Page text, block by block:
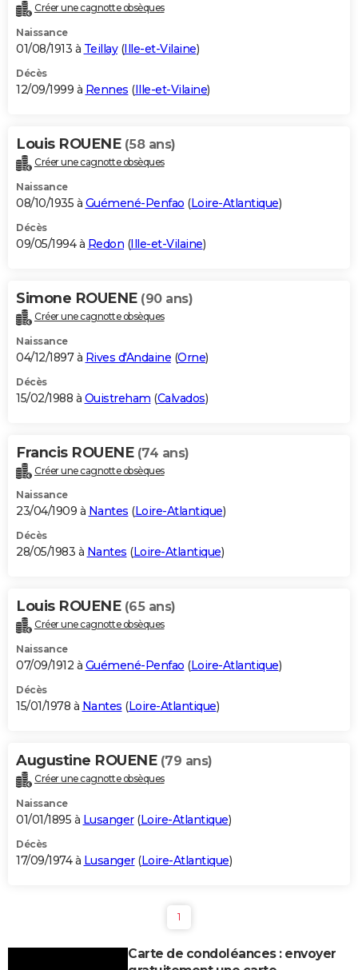
Créer une cagnotte obsèques
Naissance
01/08/1913 à Teillay(Ille-et-Vilaine)
Décès
12/09/1999 à Rennes (Ille-et-Vilaine)
Louis ROUENE (58 ans)
Créer une cagnotte obsèques
Naissance
08/10/1935 à Guémené-Penfao (Loire-Atlantique)
Décès
09/05/1994 à Redon (Ille-et-Vilaine)
Simone ROUENE (90 ans)
Créer une cagnotte obsèques
Naissance
04/12/1897 à Rives d'Andaine (Orne)
Décès
15/02/1988 à Ouistreham (Calvados)
Francis ROUENE (74 ans)
Créer une cagnotte obsèques
Naissance
23/04/1909 à Nantes (Loire-Atlantique)
Décès
28/05/1983 à Nantes (Loire-Atlantique)
Louis ROUENE (65 ans)
Créer une cagnotte obsèques
Naissance
07/09/1912 à Guémené-Penfao (Loire-Atlantique)
Décès
15/01/1978 à Nantes (Loire-Atlantique)
Augustine ROUENE (79 ans)
Créer une cagnotte obsèques
Naissance
01/01/1895 à Lusanger(Loire-Atlantique)
Décès
17/09/1974 à Lusanger(Loire-Atlantique)
1
Carte de condoléances : envoyer